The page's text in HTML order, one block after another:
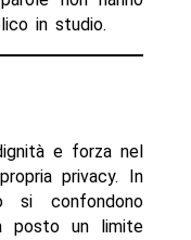
in studio.
e forza nel
privacy. In
si confondono
posto un limite